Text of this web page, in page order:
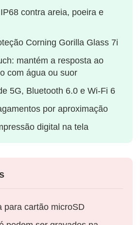
contra areia, poeira e
Corning Gorilla Glass 7i
mantém a resposta ao
com água ou suor
5G, Bluetooth 6.0 e Wi-Fi 6
por aproximação
digital na tela
para cartão microSD